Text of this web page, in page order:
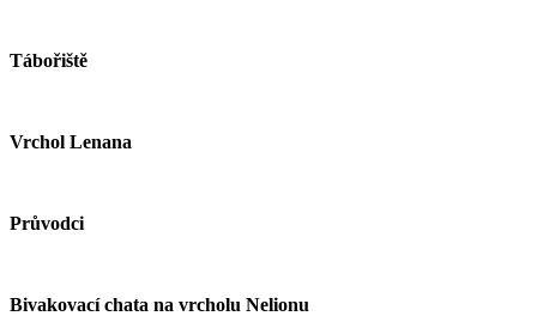
Tábořiště
Vrchol Lenana
Průvodci
Bivakovací chata na vrcholu Nelionu